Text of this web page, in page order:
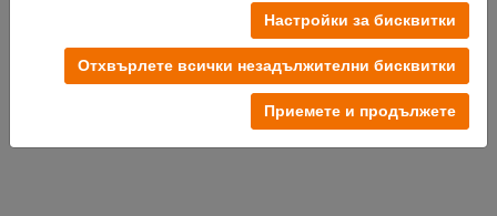
Настройки за бисквитки
Отхвърлете всички незадължителни бисквитки
Приемете и продължете
Опитайте безплатно сега
Общи условия